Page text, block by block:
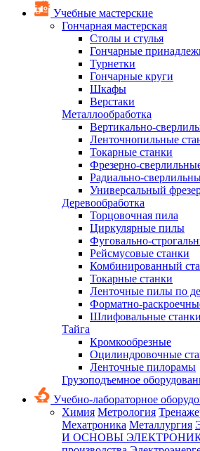
Учебные мастерские
Гончарная мастерская
Столы и стулья
Гончарные
Турнетки
Гончарные круги
Шкафы
Верстаки
Металлообработка
Вертикально-
Ленточнопильные
Токарные станки
Фрезерно-
Радиально-
Универсальный
Деревообработка
Торцовочная пила
Циркулярные пилы
Фуговально-
Рейсмусовые станки
Комбинированный
Токарные станки
Ленточные пилы по
Форматно-
Шлифовальные
Тайга
Кромкообрезные
Оцилиндровочные
Ленточные пилорамы
Грузоподъемное
Учебно-лабораторное
Химия Метрология
Мехатроника Металлургия
И ОСНОВЫ